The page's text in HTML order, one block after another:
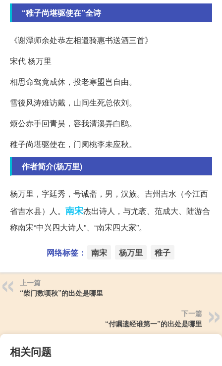
“稚子尚堪驱使在”全诗
《谢潭师余处恭左相遣骑惠书送酒三首》
宋代 杨万里
相思命驾竟成休，投老寒盟岂自由。
雪後风涛难访戴，山间生死总依刘。
烦公赤手回青昊，容我清溪弄白鸥。
稚子尚堪驱使在，门阑桃李未应秋。
作者简介(杨万里)
杨万里，字廷秀，号诚斋，男，汉族。吉州吉水（今江西
省吉水县）人。 南宋杰出诗人，与尤袤、范成大、陆游合
称南宋“中兴四大诗人”、“南宋四大家”。
网络标签： 南宋 杨万里 稚子
上一篇
“柴门数顷秋”的出处是哪里
下一篇
“付嘱遗经谁第一”的出处是哪里
相关问题